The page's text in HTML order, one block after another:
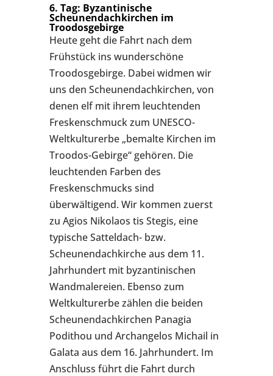
6. Tag: Byzantinische
Scheunendachkirchen im
Troodosgebirge
Heute geht die Fahrt nach dem
Frühstück ins wunderschöne
Troodosgebirge. Dabei widmen wir
uns den Scheunendachkirchen, von
denen elf mit ihrem leuchtenden
Freskenschmuck zum UNESCO-
Weltkulturerbe „bemalte Kirchen im
Troodos-Gebirge“ gehören. Die
leuchtenden Farben des
Freskenschmucks sind
überwältigend. Wir kommen zuerst
zu Agios Nikolaos tis Stegis, eine
typische Satteldach- bzw.
Scheunendachkirche aus dem 11.
Jahrhundert mit byzantinischen
Wandmalereien. Ebenso zum
Weltkulturerbe zählen die beiden
Scheunendachkirchen Panagia
Podithou und Archangelos Michail in
Galata aus dem 16. Jahrhundert. Im
Anschluss führt die Fahrt durch